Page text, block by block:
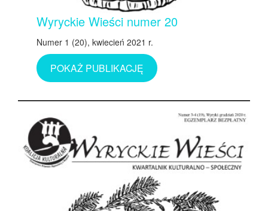
Wyryckie Wieści numer 20
Numer 1 (20), kwiecień 2021 r.
POKAŻ PUBLIKACJĘ